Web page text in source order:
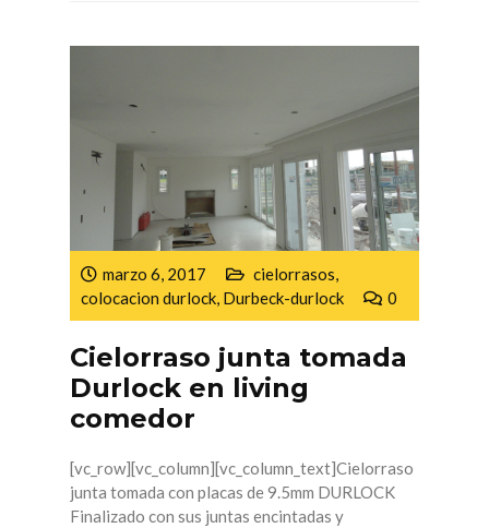
marzo 6, 2017 cielorrasos,
colocacion durlock, Durbeck-durlock 0
Cielorraso junta tomada
Durlock en living
comedor
[vc_row][vc_column][vc_column_text]Cielorraso
junta tomada con placas de 9.5mm DURLOCK
Finalizado con sus juntas encintadas y